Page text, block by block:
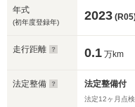
年式
(初年度登録年) 2023
走行距離 0.1 万km
法定整備 法定整備付
法定12ヶ月点